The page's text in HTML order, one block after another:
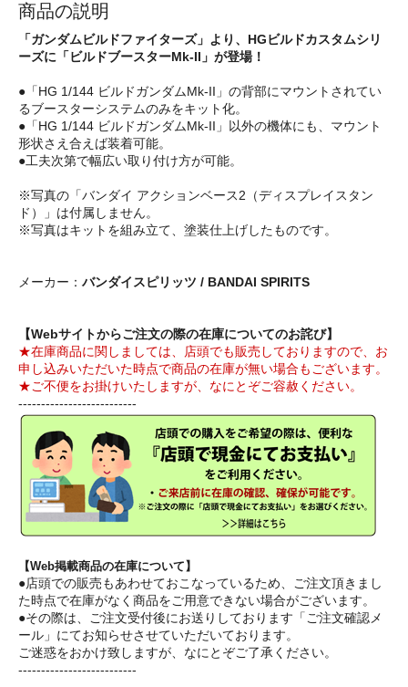
商品の説明
「ガンダムビルドファイターズ」より、HGビルドカスタムシリ
ーズに「ビルドブースターMk-II」が登場！
●「HG 1/144 ビルドガンダムMk-II」の背部にマウントされてい
るブースターシステムのみをキット化。
●「HG 1/144 ビルドガンダムMk-II」以外の機体にも、マウント
形状さえ合えば装着可能。
●工夫次第で幅広い取り付け方が可能。
※写真の「バンダイ アクションベース2（ディスプレイスタン
ド）」は付属しません。
※写真はキットを組み立て、塗装仕上げしたものです。
メーカー： バンダイスピリッツ / BANDAI SPIRITS
【Webサイトからご注文の際の在庫についてのお詫び】
★在庫商品に関しましては、店頭でも販売しておりますので、お
申し込みいただいた時点で商品の在庫が無い場合もございます。
★ご不便をお掛けいたしますが、なにとぞご容赦ください。
--------------------------
【Web掲載商品の在庫について】
●店頭での販売もあわせておこなっているため、ご注文頂きまし
た時点で在庫がなく商品をご用意できない場合がございます。
●その際は、ご注文受付後にお送りしております「ご注文確認メ
ール」にてお知らせさせていただいております。
ご迷惑をおかけ致しますが、なにとぞご了承ください。
--------------------------